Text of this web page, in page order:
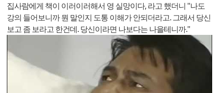
집사람에게 책이 이러이러해서 영 실망이다, 라고 했더니 "나도
강의 들어보니까 뭔 말인지 도통 이해가 안되더라고. 그래서 당신
보고 좀 보라고 한건데. 당신이라면 나보다는 나을테니까."